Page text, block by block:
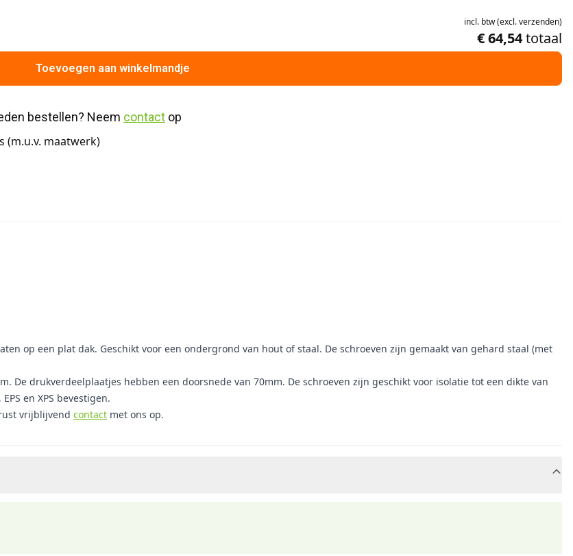
incl. btw(excl.verzenden)
€ 64,54totaal
Toevoegen aan winkelmandje
bestellen? Neem contact op
(m.u.v. maatwerk)
op een plat dak. Geschikt voor een ondergrond van hout of staal. De schroeven zijn gemaakt van gehard staal (met
De drukverdeelplaatjes hebben een doorsnede van 70mm. De schroeven zijn geschikt voor isolatie tot een dikte van
en XPS bevestigen.
vrijblijvend contact met ons op.